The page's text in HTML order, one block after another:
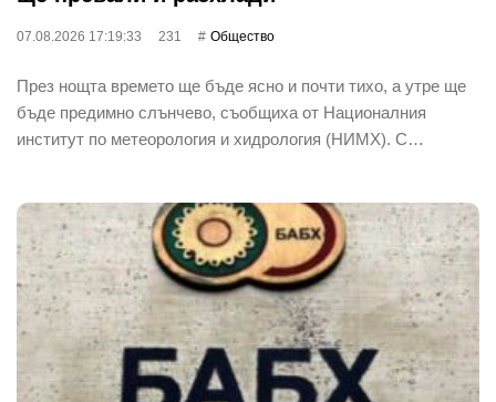
07.08.2026 17:19:33 231 Общество
През нощта времето ще бъде ясно и почти тихо, а утре ще
бъде предимно слънчево, съобщиха от Националния
институт по метеорология и хидрология (НИМХ). С…